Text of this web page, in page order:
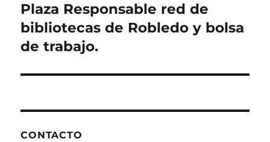
Entrada
siguiente:
Plaza Responsable red de
bibliotecas de Robledo y bolsa
de trabajo.
CONTACTO